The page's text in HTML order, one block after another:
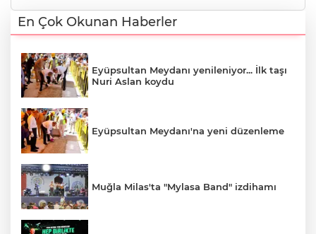
En Çok Okunan Haberler
Eyüpsultan Meydanı yenileniyor... İlk taşı
Nuri Aslan koydu
Eyüpsultan Meydanı'na yeni düzenleme
Muğla Milas'ta "Mylasa Band" izdihamı